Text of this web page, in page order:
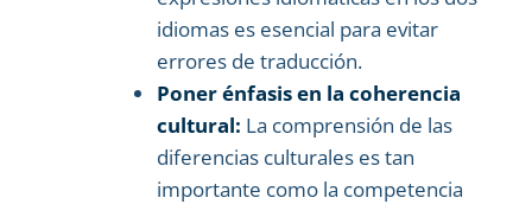
idiomas es esencial para evitar
errores de traducción.
Poner énfasis en la coherencia
cultural: La comprensión de las
diferencias culturales es tan
importante como la competencia